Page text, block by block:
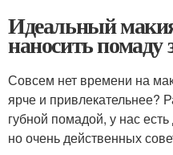
Идеальный
наносить помаду
Совсем нет времени на
ярче и привлекательнее?
губной помадой, у нас
но очень действенных